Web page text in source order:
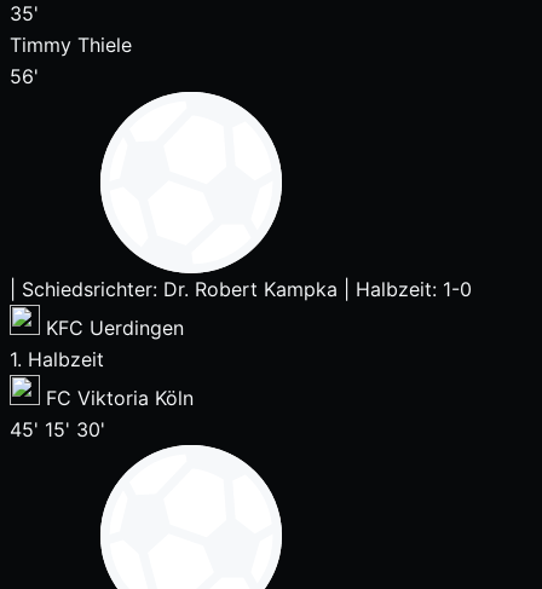
35'
Timmy Thiele
56'
Schiedsrichter: Dr. Robert Kampka
Halbzeit: 1-0
KFC Uerdingen
1. Halbzeit
FC Viktoria Köln
45' 15' 30'